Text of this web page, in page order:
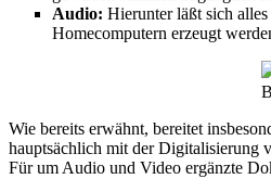
Audio: Hierunter läßt sich
Homecomputern erzeugt
Wie bereits erwähnt, bereitet
hauptsächlich mit der Digitalisierung
Für um Audio und Video ergänzte